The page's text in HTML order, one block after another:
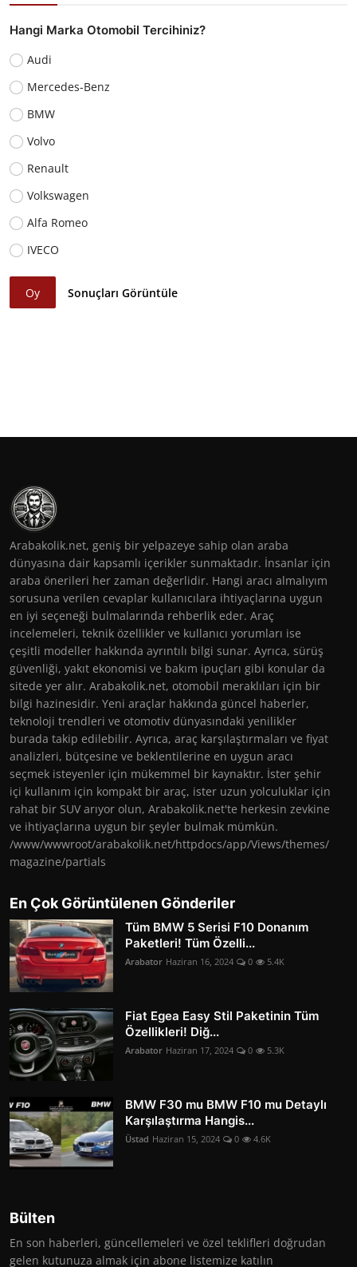
Hangi Marka Otomobil Tercihiniz?
Audi
Mercedes-Benz
BMW
Volvo
Renault
Volkswagen
Alfa Romeo
IVECO
Oy Sonuçları Görüntüle
Arabakolik.net, geniş bir yelpazeye sahip olan araba
dünyasına dair kapsamlı içerikler sunmaktadır. İnsanlar için
araba önerileri her zaman değerlidir. Hangi aracı almalıyım
sorusuna verilen cevaplar kullanıcılara ihtiyaçlarına uygun
en iyi seçeneği bulmalarında rehberlik eder. Araç
incelemeleri, teknik özellikler ve kullanıcı yorumları ise
çeşitli modeller hakkında ayrıntılı bilgi sunar. Ayrıca, sürüş
güvenliği, yakıt ekonomisi ve bakım ipuçları gibi konular da
sitede yer alır. Arabakolik.net, otomobil meraklıları için bir
bilgi hazinesidir. Yeni araçlar hakkında güncel haberler,
teknoloji trendleri ve otomotiv dünyasındaki yenilikler
burada takip edilebilir. Ayrıca, araç karşılaştırmaları ve fiyat
analizleri, bütçesine ve beklentilerine en uygun aracı
seçmek isteyenler için mükemmel bir kaynaktır. İster şehir
içi kullanım için kompakt bir araç, ister uzun yolculuklar için
rahat bir SUV arıyor olun, Arabakolik.net'te herkesin zevkine
ve ihtiyaçlarına uygun bir şeyler bulmak mümkün.
/www/wwwroot/arabakolik.net/httpdocs/app/Views/themes/
magazine/partials
En Çok Görüntülenen Gönderiler
Tüm BMW 5 Serisi F10 Donanım
Paketleri! Tüm Özelli...
Arabator Haziran 16, 2024 0 5.4K
Fiat Egea Easy Stil Paketinin Tüm
Özellikleri! Diğ...
Arabator Haziran 17, 2024 0 5.3K
BMW F30 mu BMW F10 mu Detaylı
Karşılaştırma Hangis...
Üstad Haziran 15, 2024 0 4.6K
Bülten
En son haberleri, güncellemeleri ve özel teklifleri doğrudan
gelen kutunuza almak için abone listemize katılın